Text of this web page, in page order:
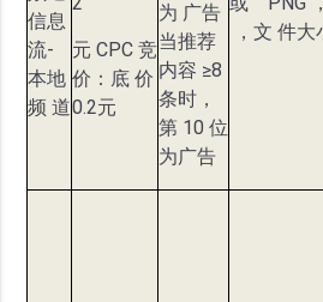
信息
流-
本地
频 道
元 CPC 竞
价：底 价
0.2元
为 广告
当推荐
内容 ≥8
条时，
第 10 位
为广告
，文 件